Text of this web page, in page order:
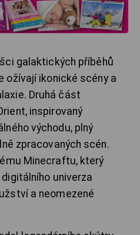
galaktických příběhů
ožívají ikonické scény a
Druhá část
inspirovaný
východu, plný
zpracovaných scén.
Minecraftu, který
univerza
a neomezené